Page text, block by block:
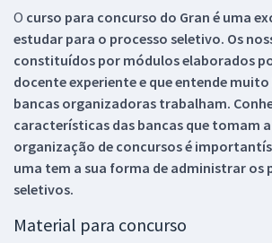
O curso para concurso do Gran é uma
estudar para o processo seletivo. Os
constituídos por módulos elaborados
docente experiente e que entende
bancas organizadoras trabalham.
características das bancas que tomam
organização de concursos é
uma tem a sua forma de administrar os
seletivos.
Material para concurso